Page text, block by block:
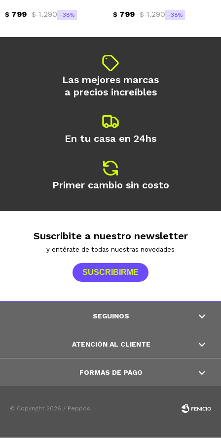
$ 799 $ 1.290 38 $ 799 $ 1.290 38
Las mejores marcas
a precios increíbles
En tu casa en 24hs
Primer cambio sin costo
Suscribite a nuestro newsletter
y entérate de todas nuestras novedades
SUSCRIBIRME
SEGUINOS
ATENCIÓN AL CLIENTE
FORMAS DE PAGO
© Copyright 2026 / Peppos